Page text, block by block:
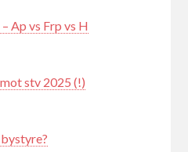
Ap vs Frp vs H
stv 2025 (!)